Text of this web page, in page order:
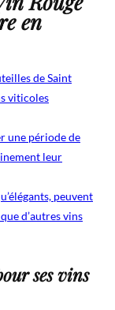
en
de Saint
viticoles
une période de
leur
peuvent
d’autres vins
ses vins